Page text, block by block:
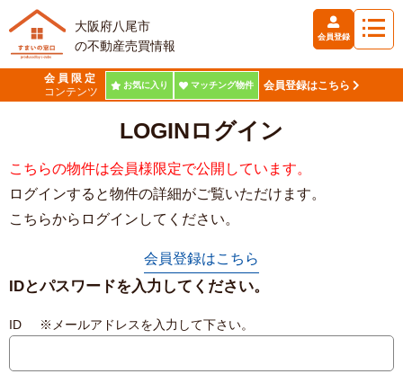
大阪府八尾市
の不動産売買情報
会員登録
会員限定
コンテンツ
お気に入り マッチング物件 会員登録はこちら
LOGINログイン
こちらの物件は会員様限定で公開しています。
ログインすると物件の詳細がご覧いただけます。
こちらからログインしてください。
会員登録はこちら
IDとパスワードを入力してください。
ID ※メールアドレスを入力して下さい。